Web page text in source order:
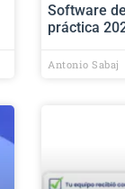
Software
práctica
Antonio Sabaj